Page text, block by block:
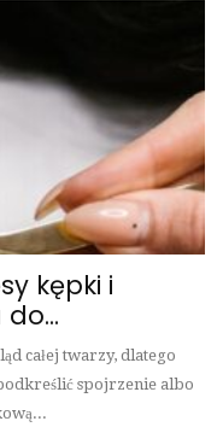
kępki i
całej twarzy, dlatego
spojrzenie albo